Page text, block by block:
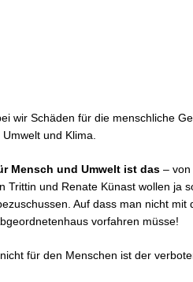
wir Schäden für die menschliche
und Klima.
Mensch und Umwelt ist das –
Trittin und Renate Künast wollen ja
Auf dass man nicht mit
vorfahren müsse!
für den Menschen ist der